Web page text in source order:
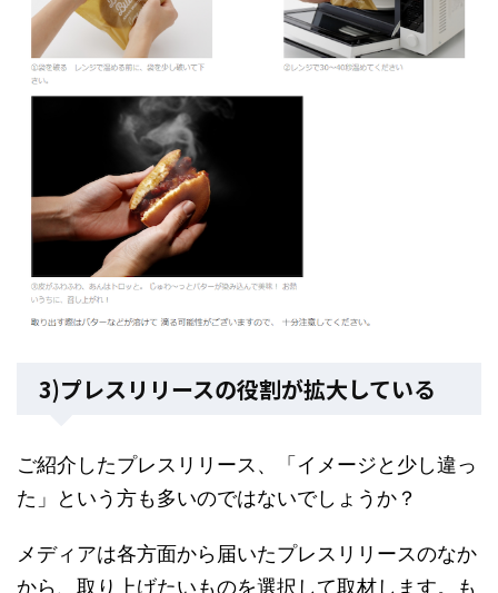
3)プレスリリースの役割が拡大している
ご紹介したプレスリリース、「イメージと少し違っ
た」という方も多いのではないでしょうか？
メディアは各方面から届いたプレスリリースのなか
から、取り上げたいものを選択して取材します。も